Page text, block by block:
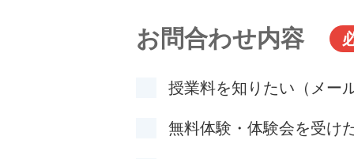
お問合わせ内容
授業料を知りたい（メー
無料体験・体験会を受け